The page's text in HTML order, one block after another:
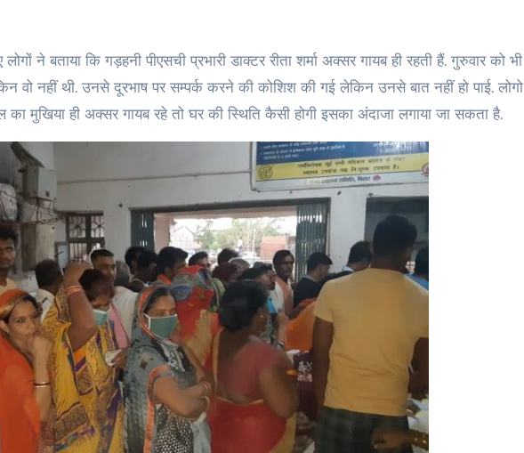
ने बताया कि गड़हनी पीएसची प्रभारी डाक्टर रीता शर्मा अक्सर गायब ही रहती हैं. गुरुवार को भी
वो नहीं थी. उनसे दूरभाष पर सम्पर्क करने की कोशिश की गई लेकिन उनसे बात नहीं हो पाई. लोगो
मुखिया ही अक्सर गायब रहे तो घर की स्थिति कैसी होगी इसका अंदाजा लगाया जा सकता है.